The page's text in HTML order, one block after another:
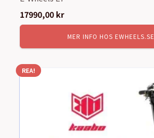
17990,00 kr
MER INFO HOS EWHEELS.SE
REA!